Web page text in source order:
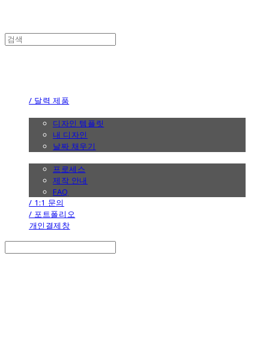
/ 달력 제품
디자인 템플릿
내 디자인
날짜 채우기
프로세스
제작 안내
FAQ
/ 1:1 문의
/ 포트폴리오
개인결제창